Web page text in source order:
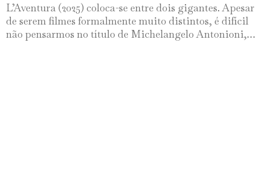
L’Aventura (2025) coloca-se entre dois gigantes. Apesar
de serem filmes formalmente muito distintos, é difícil
não pensarmos no título de Michelangelo Antonioni,…